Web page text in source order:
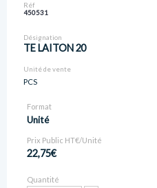
Réf
450531
Désignation
TE LAITON 20
Unité de vente
PCS
Format
Unité
Prix Public HT€/Unité
22,75€
Quantité